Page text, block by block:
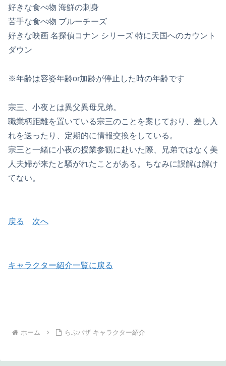
好きな食べ物 海鮮の刺身
苦手な食べ物 ブルーチーズ
好きな映画 名探偵コナン シリーズ 特に天国へのカウント
ダウン
※年齢は容姿年齢or加齢が停止した時の年齢です
宗三、小夜とは異父異母兄弟。
職業柄距離を置いている宗三のことを案じており、差し入
れを送ったり、定期的に情報交換をしている。
宗三と一緒に小夜の授業参観に赴いた際、兄弟ではなく美
人夫婦が来たと騒がれたことがある。ちなみに誤解は解け
てない。
戻る 次へ
キャラクター紹介一覧に戻る
ホーム らぶバザ キャラクター紹介